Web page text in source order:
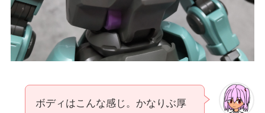
ボディはこんな感じ。かなりぶ厚